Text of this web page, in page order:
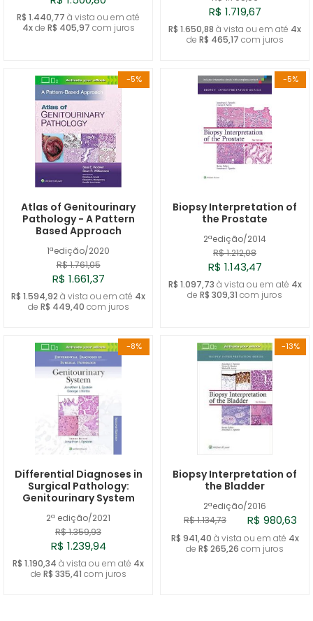
R$ 1.440,77 à vista ou em até
4xde R$ 405,97 com juros
R$ 1.719,67
R$ 1.650,88 à vista ou em até 4x
de R$ 465,17 com juros
-5%
1ªedição/2020
Atlas of Genitourinary
Pathology - A Pattern
Based Approach
R$ 1.761,05
R$ 1.661,37
R$ 1.594,92 à vista ou em até 4x
de R$ 449,40 com juros
-5%
2ªedição/2014
Biopsy Interpretation of
the Prostate
R$ 1.212,08
R$ 1.143,47
R$ 1.097,73 à vista ou em até 4x
de R$ 309,31 com juros
-8%
2ª edição/2021
Differential Diagnoses in
Surgical Pathology:
Genitourinary System
R$ 1.359,93
R$ 1.239,94
R$ 1.190,34 à vista ou em até 4x
de R$ 335,41 com juros
-13%
2ªedição/2016
Biopsy Interpretation of
the Bladder
R$ 1.134,73 R$ 980,63
R$ 941,40 à vista ou em até 4x
de R$ 265,26 com juros